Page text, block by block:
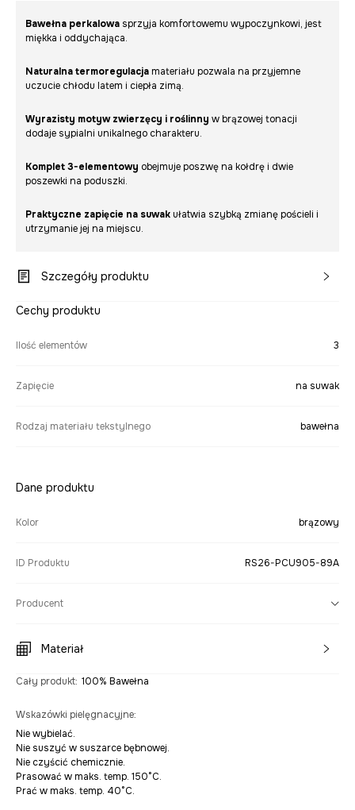
Bawełna perkalowa sprzyja komfortowemu wypoczynkowi, jest
miękka i oddychająca.
Naturalna termoregulacja materiału pozwala na przyjemne
uczucie chłodu latem i ciepła zimą.
Wyrazisty motyw zwierzęcy i roślinny w brązowej tonacji
dodaje sypialni unikalnego charakteru.
Komplet 3-elementowy obejmuje poszwę na kołdrę i dwie
poszewki na poduszki.
Praktyczne zapięcie na suwak ułatwia szybką zmianę pościeli i
utrzymanie jej na miejscu.
Szczegóły produktu
Cechy produktu
Ilość elementów 3
Zapięcie na suwak
Rodzaj materiału tekstylnego bawełna
Dane produktu
Kolor brązowy
ID Produktu RS26-PCU905-89A
Producent
Materiał
Cały produkt: 100% Bawełna
Wskazówki pielęgnacyjne:
Nie wybielać.
Nie suszyć w suszarce bębnowej.
Nie czyścić chemicznie.
Prasować w maks. temp. 150°C.
Prać w maks. temp. 40°C.